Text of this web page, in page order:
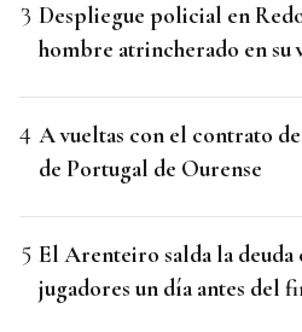
Despliegue policial en
hombre atrincherado en su
A vueltas con el contrato
de Portugal de Ourense
El Arenteiro salda la deuda
jugadores un día antes del